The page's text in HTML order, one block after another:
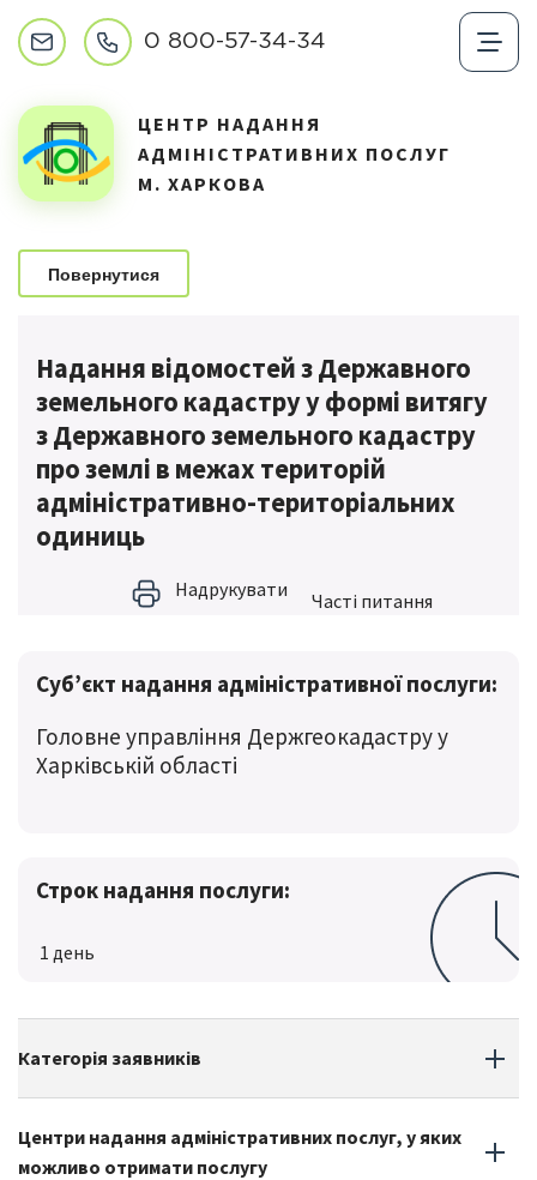
0 800-57-34-34
ЦЕНТР НАДАННЯ
АДМІНІСТРАТИВНИХ ПОСЛУГ
М. ХАРКОВА
Повернутися
Надрукувати Частi питання
Надання відомостей з Державного
земельного кадастру у формі витягу
з Державного земельного кадастру
про землі в межах територій
адміністративно-територіальних
одиниць
Строк надання послуги:
1 день
Суб’єкт надання адміністративної послуги:
Головне управління Держгеокадастру у
Харківській області
Категорія заявників
Центри надання адміністративних послуг, у яких
можливо отримати послугу